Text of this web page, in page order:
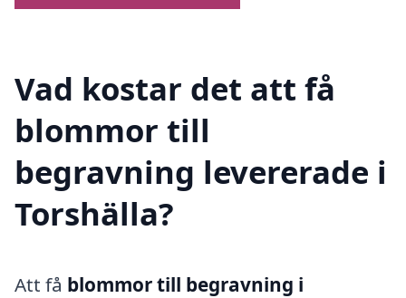
Vad kostar det att få
blommor till
begravning levererade i
Torshälla?
Att få blommor till begravning i